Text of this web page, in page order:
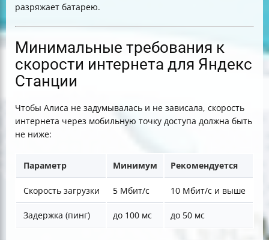
разряжает батарею.
Минимальные требования к
скорости интернета для Яндекс
Станции
Чтобы Алиса не задумывалась и не зависала, скорость
интернета через мобильную точку доступа должна быть
не ниже:
Параметр Минимум Рекомендуется
Скорость загрузки 5 Мбит/с 10 Мбит/с и выше
Задержка (пинг) до 100 мс до 50 мс